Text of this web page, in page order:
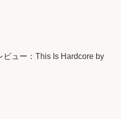
ビュー：This Is Hardcore by